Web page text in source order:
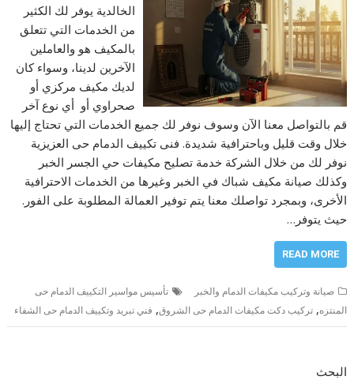
الخالدية يوفر لك الكثير
من الخدمات التي تتعلق
بالمكيف هو والعاملين
الآخرين لدينا، وسواء كان
لديك مكيف مركزي أو
صحراوي أو أي نوع آخر
قم بالتواصل معنا الآن وسوف نوفر لك جميع الخدمات التي تحتاج إليها
خلال وقت قليل وباحترافية شديدة. فنى تكييف الدمام حى العزيزية
نوفر لك من خلال الشركة خدمة تصليح مكيفات حي الجسر الخبر
وكذلك صيانة مكيف شباك في الخبر وغيرها من الخدمات الاحترافية
الأخرى، وبمجرد تواصلك معنا يتم توفير العمالة المطلوبة على الفور.
حيث يتوفر…
READ MORE
صيانة وتركيب مكيفات الدمام والخبر
تأسيس مواسير التكييف الدمام حى
المنتزه,تركيب دكت مكيفات الدمام حى الشروق, فني تبريد وتكييف الدمام حى الشفاء
البحث